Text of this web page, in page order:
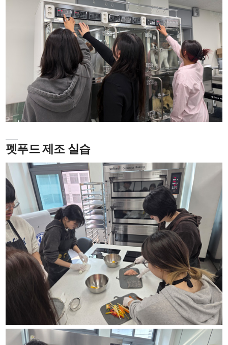
펫푸드 제조 실습